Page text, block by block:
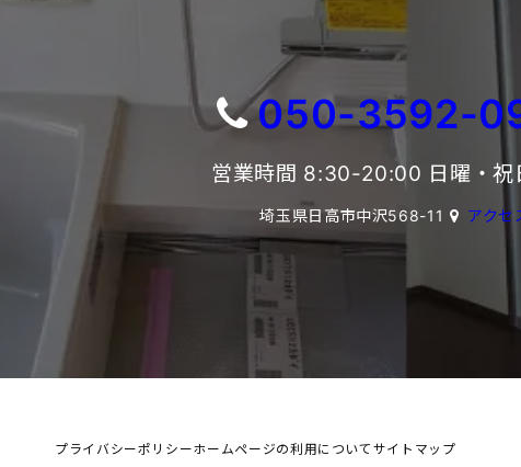
050-3592-
営業時間 8:30-20:00 日曜・祝
埼玉県日高市中沢568-11 アクセ
プライバシーポリシーホームページの利用について サイトマップ